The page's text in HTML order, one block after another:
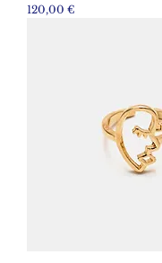
Prix
120,00 €